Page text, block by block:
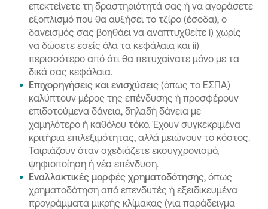
επεκτείνετε τη δραστηριότητά σας ή να αγοράσετε
εξοπλισμό που θα αυξήσει το τζίρο (έσοδα), ο
δανεισμός σας βοηθάει να αναπτυχθείτε i) χωρίς
να δώσετε εσείς όλα τα κεφάλαια και ii)
περισσότερο από ότι θα πετυχαίνατε μόνο με τα
δικά σας κεφάλαια.
Επιχορηγήσεις και ενισχύσεις (όπως το ΕΣΠΑ)
καλύπτουν μέρος της επένδυσης ή προσφέρουν
επιδοτούμενα δάνεια, δηλαδή δάνεια με
χαμηλότερο ή καθόλου τόκο. Έχουν συγκεκριμένα
κριτήρια επιλεξιμότητας, αλλά μειώνουν το κόστος.
Ταιριάζουν όταν σχεδιάζετε εκσυγχρονισμό,
ψηφιοποίηση ή νέα επένδυση.
Εναλλακτικές μορφές χρηματοδότησης, όπως
χρηματοδότηση από επενδυτές ή εξειδικευμένα
προγράμματα μικρής κλίμακας (για παράδειγμα